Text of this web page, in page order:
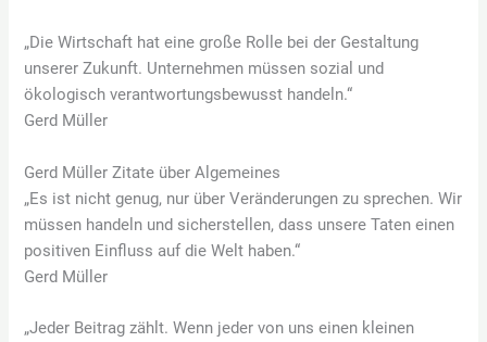
„Die Wirtschaft hat eine große Rolle bei der Gestaltung
unserer Zukunft. Unternehmen müssen sozial und
ökologisch verantwortungsbewusst handeln.“
Gerd Müller
Gerd Müller Zitate über Algemeines
„Es ist nicht genug, nur über Veränderungen zu sprechen. Wir
müssen handeln und sicherstellen, dass unsere Taten einen
positiven Einfluss auf die Welt haben.“
Gerd Müller
„Jeder Beitrag zählt. Wenn jeder von uns einen kleinen